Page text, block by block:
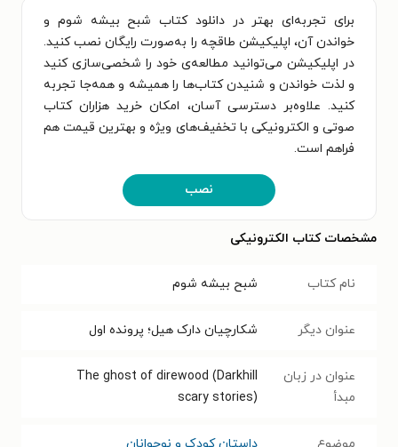
برای تجربه‌ای بهتر در دانلود کتاب شبح بیشه شوم و
خواندن آن، اپلیکیشن طاقچه را به‌صورت رایگان نصب کنید.
در اپلیکیشن می‌توانید مطالعه‌ی خود را شخصی‌سازی کنید
و لذت خواندن و شنیدن کتاب‌ها را همیشه و همه‌جا تجربه
کنید. علاوه‌بر دسترسی آسان، امکان خرید هزاران کتاب
صوتی و الکترونیکی با تخفیف‌های ویژه و بهترین قیمت هم
فراهم است.
نصب
مشخصات کتاب الکترونیکی
نام کتاب شبح بیشه شوم
عنوان دیگر شکارچیان دارک هیل؛ پرونده اول
عنوان در زبان
مبدأ
The ghost of direwood (Darkhill
scary stories)